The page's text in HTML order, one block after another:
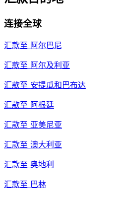
连接全球
汇款至 阿尔巴尼
汇款至 阿尔及利亚
汇款至 安提瓜和巴布达
汇款至 阿根廷
汇款至 亚美尼亚
汇款至 澳大利亚
汇款至 奥地利
汇款至 巴林